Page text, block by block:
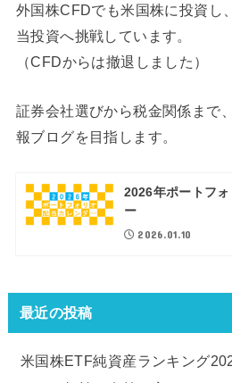
外国株CFDでも米国株に投資し
当投資へ挑戦しています。
（CFDからは撤退しました）
証券会社選びから税金関係まで
報ブログを目指します。
2026年ポートフ
ー
2026.01.10
最近の投稿
米国株ETF純資産ランキング